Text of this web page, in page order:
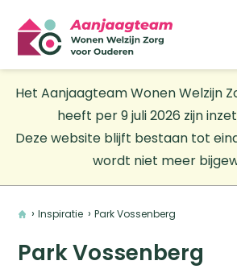
Het Aanjaagteam Wonen Welzijn
heeft per 9 juli 2026 zijn
Deze website blijft bestaan tot
wordt niet meer
Home
Inspiratie Park Vossenberg
Park Vossenberg